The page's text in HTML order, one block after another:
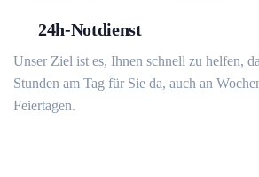
24h-Notdienst
Unser Ziel ist es, Ihnen schnell zu helfen,
Stunden am Tag für Sie da, auch an
Feiertagen.